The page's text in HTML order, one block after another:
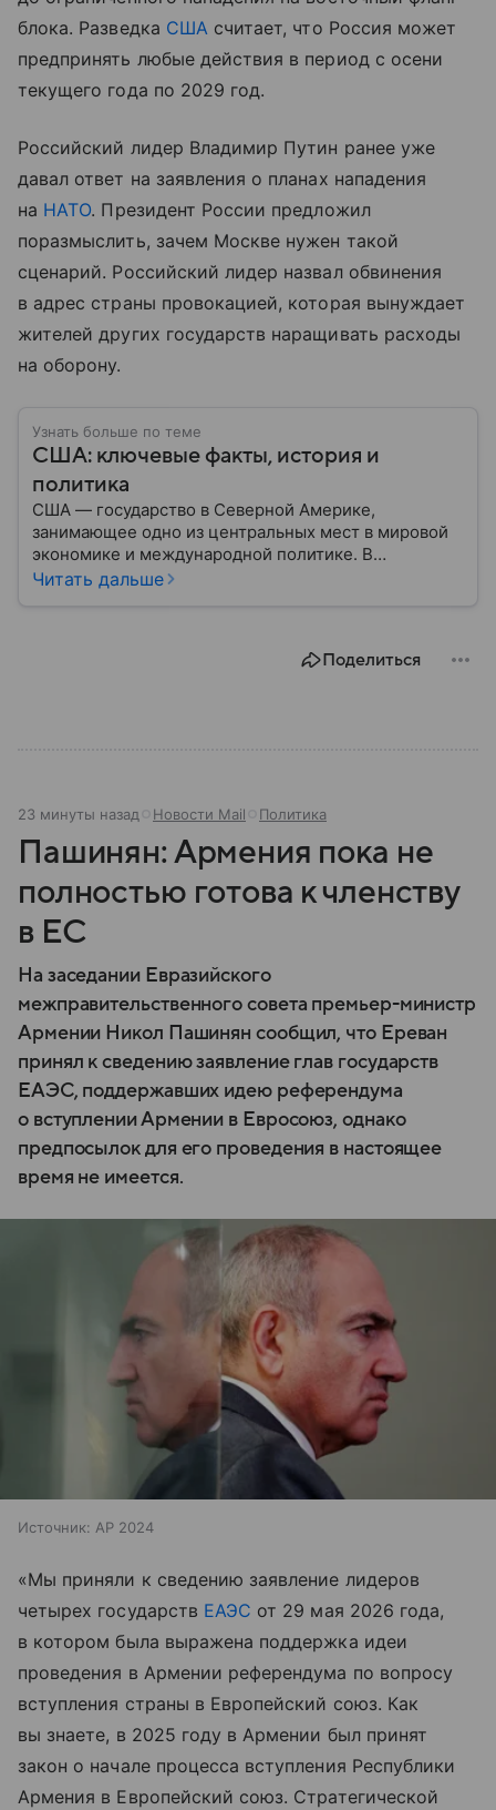
блока. Разведка СШАсчитает, что Россия может
предпринять любые действия в период с осени
текущего года по 2029 год.
Российский лидер Владимир Путин ранее уже
давал ответ на заявления о планах нападения
на НАТО. Президент России предложил
поразмыслить, зачем Москве нужен такой
сценарий. Российский лидер назвал обвинения
в адрес страны провокацией, которая вынуждает
жителей других государств наращивать расходы
на оборону.
Узнать больше по теме
США: ключевые факты, история и
политика
США — государство в Северной Америке,
занимающее одно из центральных мест в мировой
экономике и международной политике. В
материале — основные сведения об этой стране.
Читать дальше
Поделиться
23 минуты назад Новости Mail Политика
Пашинян: Армения пока не
полностью готова к членству
в ЕС
На заседании Евразийского
межправительственного совета премьер-министр
Армении Никол Пашинян сообщил, что Ереван
принял к сведению заявление глав государств
ЕАЭС, поддержавших идею референдума
о вступлении Армении в Евросоюз, однако
предпосылок для его проведения в настоящее
время не имеется.
Источник: AP 2024
«Мы приняли к сведению заявление лидеров
четырех государств ЕАЭС от 29 мая 2026 года,
в котором была выражена поддержка идеи
проведения в Армении референдума по вопросу
вступления страны в Европейский союз. Как
вы знаете, в 2025 году в Армении был принят
закон о начале процесса вступления Республики
Армения в Европейский союз. Стратегической